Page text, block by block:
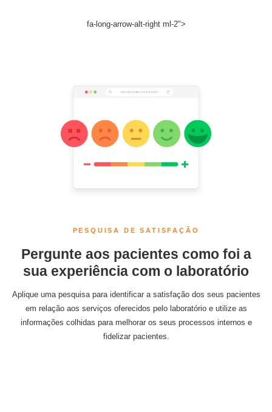
fa-long-arrow-alt-right ml-2">
PESQUISA DE SATISFAÇÃO
Pergunte aos pacientes como foi a
sua experiência com o laboratório
Aplique uma pesquisa para identificar a satisfação dos seus pacientes
em relação aos serviços oferecidos pelo laboratório e utilize as
informações colhidas para melhorar os seus processos internos e
fidelizar pacientes.